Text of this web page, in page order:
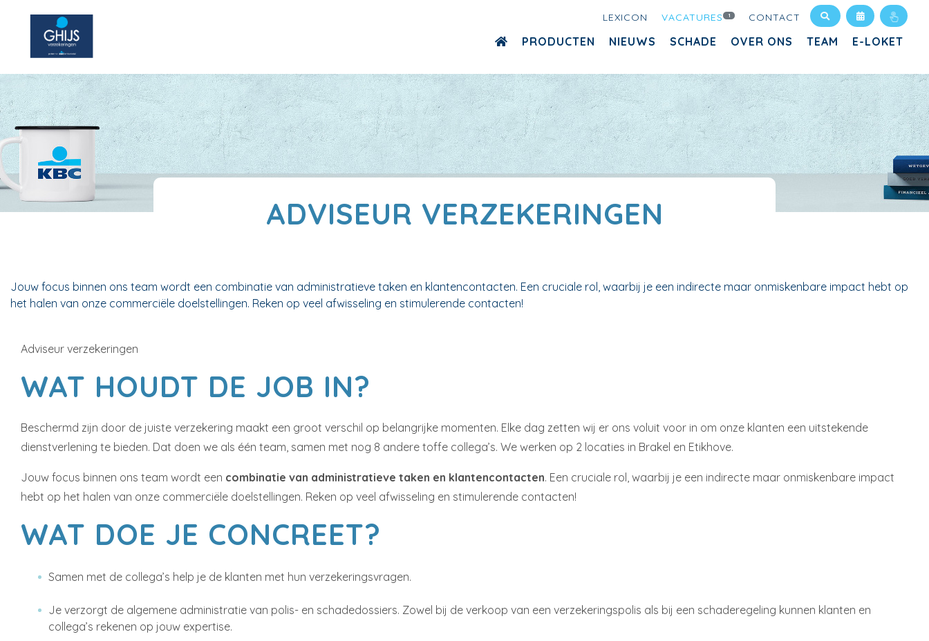
LEXICON VACATURES 1 CONTACT
PRODUCTEN NIEUWS SCHADE OVER ONS TEAM E-LOKET
ADVISEUR VERZEKERINGEN
Jouw focus binnen ons team wordt een combinatie van administratieve taken en klantencontacten. Een cruciale rol, waarbij je een indirecte maar onmiskenbare impact hebt op
het halen van onze commerciële doelstellingen. Reken op veel afwisseling en stimulerende contacten!
Adviseur verzekeringen
WAT HOUDT DE JOB IN?
Beschermd zijn door de juiste verzekering maakt een groot verschil op belangrijke momenten. Elke dag zetten wij er ons voluit voor in om onze klanten een uitstekende
dienstverlening te bieden. Dat doen we als één team, samen met nog 8 andere toffe collega’s. We werken op 2 locaties in Brakel en Etikhove.
Jouw focus binnen ons team wordt een combinatie van administratieve taken en klantencontacten. Een cruciale rol, waarbij je een indirecte maar onmiskenbare impact
hebt op het halen van onze commerciële doelstellingen. Reken op veel afwisseling en stimulerende contacten!
WAT DOE JE CONCREET?
Samen met de collega’s help je de klanten met hun verzekeringsvragen.
Je verzorgt de algemene administratie van polis- en schadedossiers. Zowel bij de verkoop van een verzekeringspolis als bij een schaderegeling kunnen klanten en
collega’s rekenen op jouw expertise.